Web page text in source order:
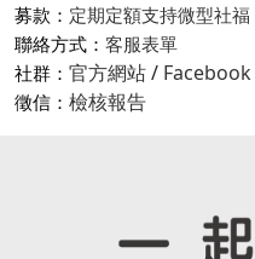
募款： 定期定額支持微型社福
聯絡方式： 客服表單
社群： 官方網站/ Facebook
徵信： 檢核報告